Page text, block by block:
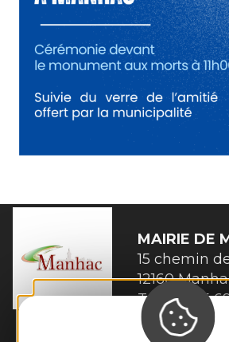
MAIRIE DE
15 chemin
12160
Tél. :05 65
Horaires d'ouverture :